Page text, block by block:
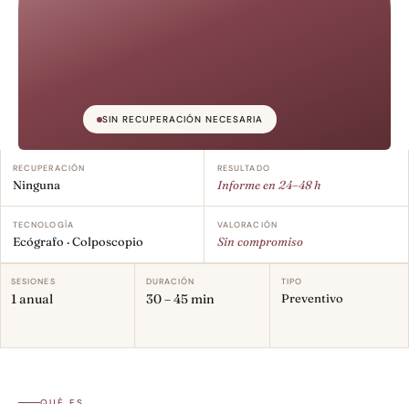
SIN RECUPERACIÓN NECESARIA
RECUPERACIÓN
Ninguna
RESULTADO
Informe en 24–48 h
TECNOLOGÍA
Ecógrafo · Colposcopio
VALORACIÓN
Sin compromiso
SESIONES
1 anual
DURACIÓN
30 – 45 min
TIPO
Preventivo